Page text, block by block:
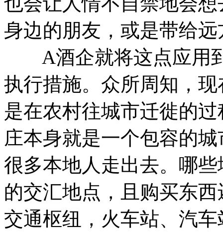
身边的朋友，或是带给
A酒企就将这点应用到
执行措施。众所周知，
是在农村往城市迁徙的
庄本身就是一个包容的
很多本地人走出去。哪
的交汇地点，且购买东
交通枢纽，火车站、汽